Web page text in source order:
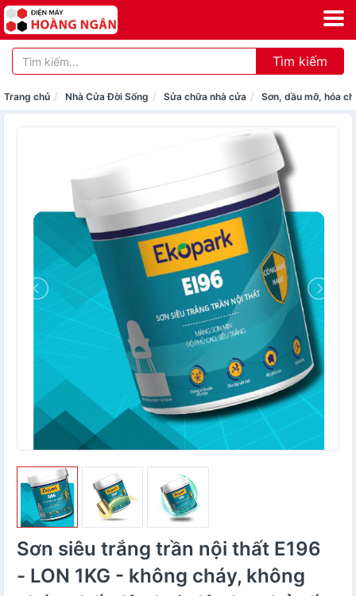
Tìm kiếm
Trang chủ Nhà Cửa Đời Sống Sửa chữa nhà cửa Sơn, dầu mỡ, hóa
Sơn siêu trắng trần nội thất E196
- LON 1KG - không cháy, không